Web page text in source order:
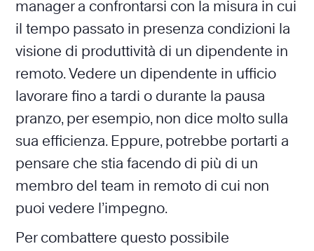
manager a confrontarsi con la misura in cui
il tempo passato in presenza condizioni la
visione di produttività di un dipendente in
remoto. Vedere un dipendente in ufficio
lavorare fino a tardi o durante la pausa
pranzo, per esempio, non dice molto sulla
sua efficienza. Eppure, potrebbe portarti a
pensare che stia facendo di più di un
membro del team in remoto di cui non
puoi vedere l’impegno.
Per combattere questo possibile